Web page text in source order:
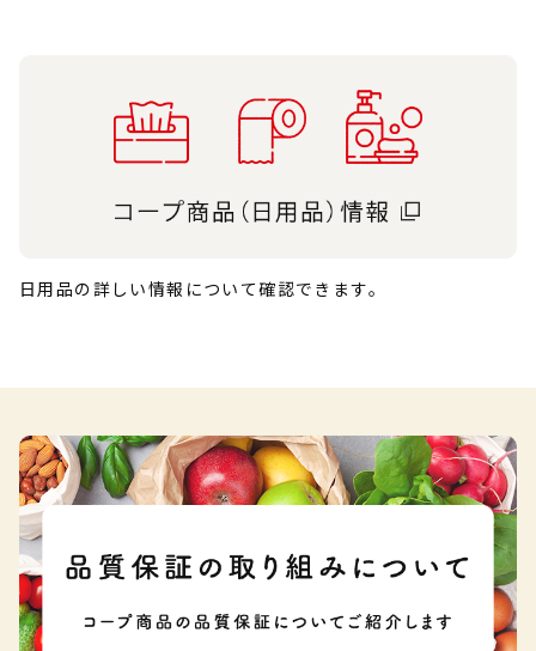
日用品の詳しい情報について確認できます。